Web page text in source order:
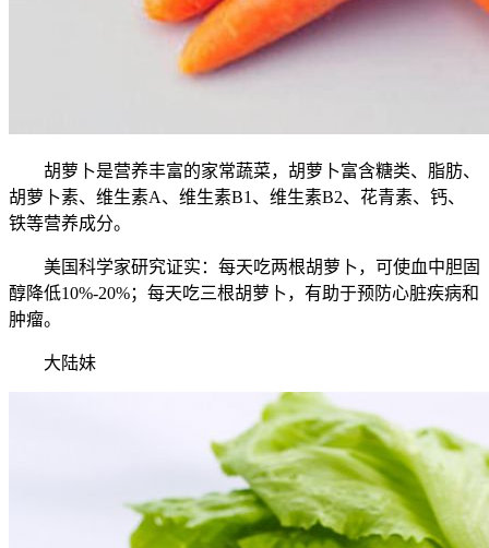
胡萝卜是营养丰富的家常蔬菜，胡萝卜富含糖类、脂肪、
胡萝卜素、维生素A、维生素B1、维生素B2、花青素、钙、
铁等营养成分。
美国科学家研究证实：每天吃两根胡萝卜，可使血中胆固
醇降低10%-20%；每天吃三根胡萝卜，有助于预防心脏疾病和
肿瘤。
大陆妹